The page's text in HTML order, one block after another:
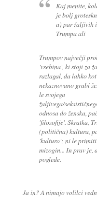
Kaj menite,
je bolj
a) par žaljivih
Trumpa ali
Trumpov največji
'vsebina', ki stoji za
razlagal, da lahko
nekaznovano grabi
le svojega
žaljivega/
odnosa do ženska,
'filozofije'. Skratka,
(politična) kultura,
'kulturo'; ni le
mizogin... In prav je,
poglede.
Ja in? A nimajo volilci